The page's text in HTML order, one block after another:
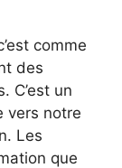
comme
des
C’est un
vers notre
Les
que